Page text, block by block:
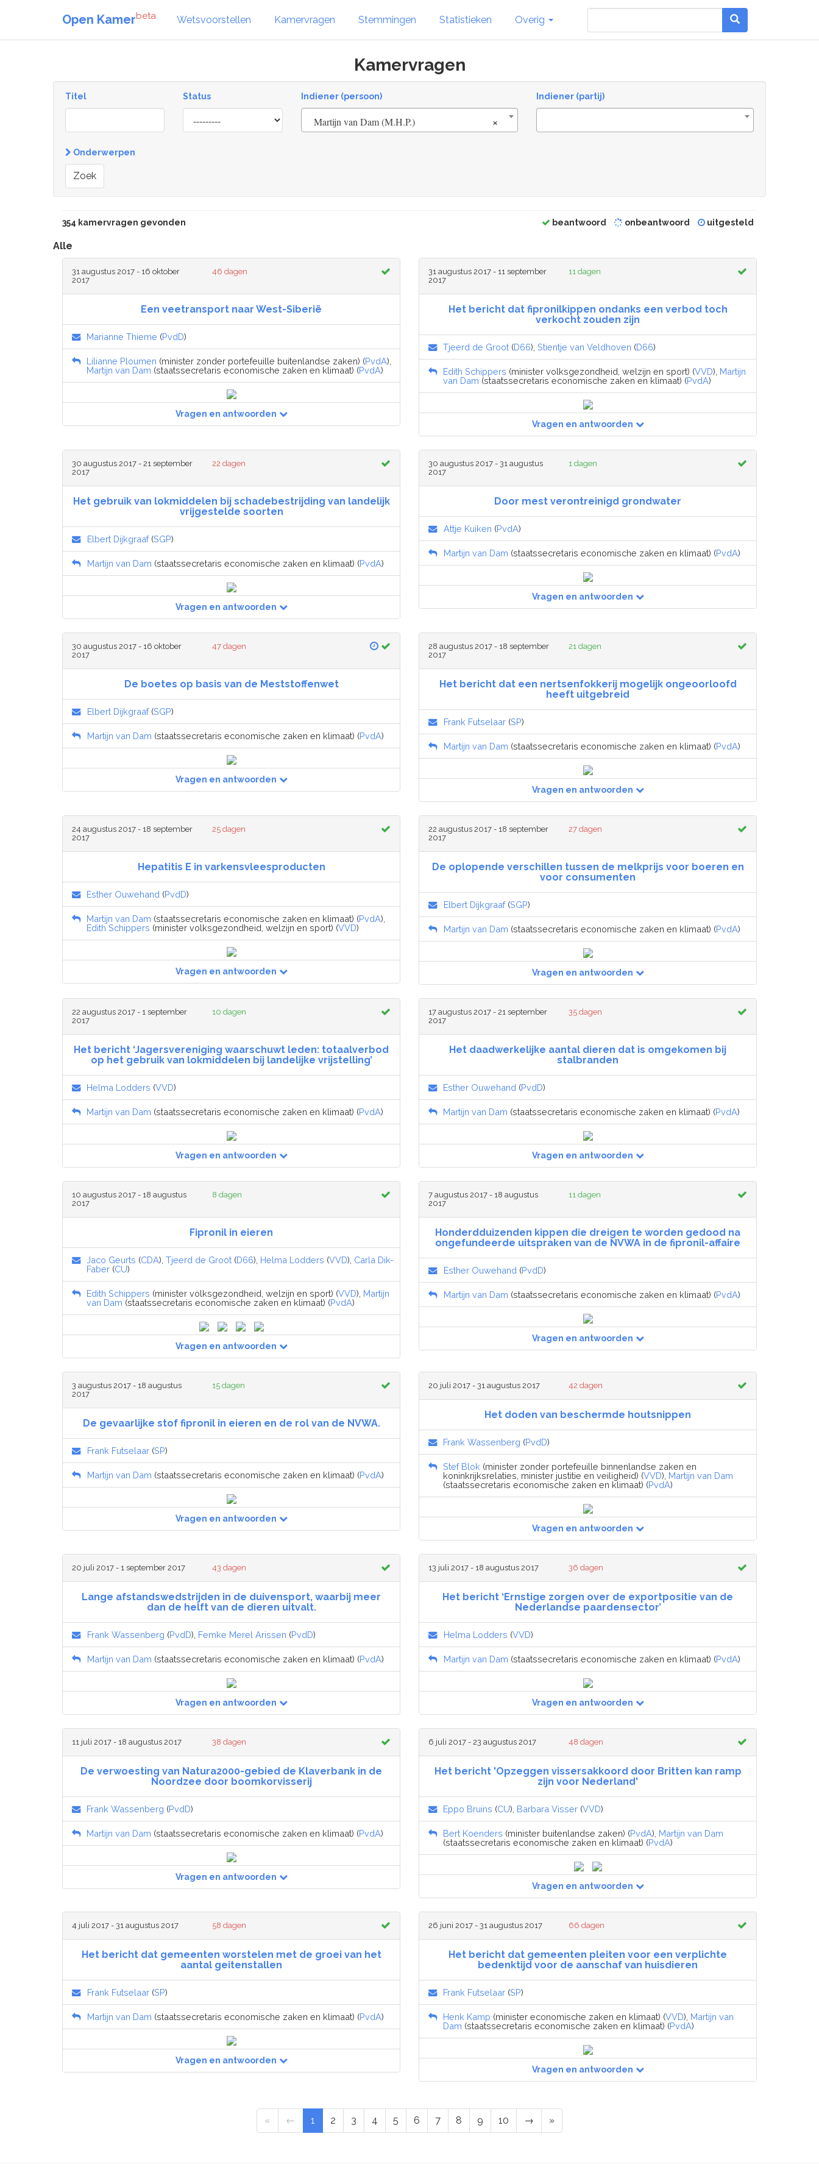
Open Kamerbeta Wetsvoorstellen Kamervragen Stemmingen Statistieken Overig
Kamervragen
Titel Status
[invalid
name]
Indiener (persoon)
×
Martijn van Dam (M.H.P.)
Indiener (partij)
Onderwerpen
Zoek
354 kamervragen gevonden beantwoord onbeantwoord uitgesteld
Alle
31 augustus 2017 - 16 oktober
2017
46 dagen
Een veetransport naar West-Siberië
Marianne Thieme (PvdD)
Lilianne Ploumen (minister zonder portefeuille buitenlandse zaken) (PvdA),
Martijn van Dam (staatssecretaris economische zaken en klimaat) (PvdA)
Vragen en antwoorden
31 augustus 2017 - 11 september
2017
11 dagen
Het bericht dat fipronilkippen ondanks een verbod toch
verkocht zouden zijn
Tjeerd de Groot (D66), Stientje van Veldhoven (D66)
Edith Schippers (minister volksgezondheid, welzijn en sport) (VVD), Martijn
van Dam (staatssecretaris economische zaken en klimaat) (PvdA)
Vragen en antwoorden
30 augustus 2017 - 21 september
2017
22 dagen
Het gebruik van lokmiddelen bij schadebestrijding van landelijk
vrijgestelde soorten
Elbert Dijkgraaf(SGP)
Martijn van Dam (staatssecretaris economische zaken en klimaat) (PvdA)
Vragen en antwoorden
30 augustus 2017 - 31 augustus
2017
1 dagen
Door mest verontreinigd grondwater
Attje Kuiken (PvdA)
Martijn van Dam (staatssecretaris economische zaken en klimaat) (PvdA)
Vragen en antwoorden
30 augustus 2017 - 16 oktober
2017
47 dagen
De boetes op basis van de Meststoffenwet
Elbert Dijkgraaf(SGP)
Martijn van Dam (staatssecretaris economische zaken en klimaat) (PvdA)
Vragen en antwoorden
28 augustus 2017 - 18 september
2017
21 dagen
Het bericht dat een nertsenfokkerij mogelijk ongeoorloofd
heeft uitgebreid
Frank Futselaar (SP)
Martijn van Dam (staatssecretaris economische zaken en klimaat) (PvdA)
Vragen en antwoorden
24 augustus 2017 - 18 september
2017
25 dagen
Hepatitis E in varkensvleesproducten
Esther Ouwehand (PvdD)
Martijn van Dam (staatssecretaris economische zaken en klimaat) (PvdA),
Edith Schippers (minister volksgezondheid, welzijn en sport) (VVD)
Vragen en antwoorden
22 augustus 2017 - 18 september
2017
27 dagen
De oplopende verschillen tussen de melkprijs voor boeren en
voor consumenten
Elbert Dijkgraaf(SGP)
Martijn van Dam (staatssecretaris economische zaken en klimaat) (PvdA)
Vragen en antwoorden
22 augustus 2017 - 1 september
2017
10 dagen
Het bericht ‘Jagersvereniging waarschuwt leden: totaalverbod
op het gebruik van lokmiddelen bij landelijke vrijstelling’
Helma Lodders (VVD)
Martijn van Dam (staatssecretaris economische zaken en klimaat) (PvdA)
Vragen en antwoorden
17 augustus 2017 - 21 september
2017
35 dagen
Het daadwerkelijke aantal dieren dat is omgekomen bij
stalbranden
Esther Ouwehand (PvdD)
Martijn van Dam (staatssecretaris economische zaken en klimaat) (PvdA)
Vragen en antwoorden
10 augustus 2017 - 18 augustus
2017
8 dagen
Fipronil in eieren
Jaco Geurts (CDA), Tjeerd de Groot (D66), Helma Lodders (VVD), Carla Dik-
Faber (CU)
Edith Schippers (minister volksgezondheid, welzijn en sport) (VVD), Martijn
van Dam (staatssecretaris economische zaken en klimaat) (PvdA)
Vragen en antwoorden
7 augustus 2017 - 18 augustus
2017
11 dagen
Honderdduizenden kippen die dreigen te worden gedood na
ongefundeerde uitspraken van de NVWA in de fipronil-affaire
Esther Ouwehand (PvdD)
Martijn van Dam (staatssecretaris economische zaken en klimaat) (PvdA)
Vragen en antwoorden
3 augustus 2017 - 18 augustus
2017
15 dagen
De gevaarlijke stof fipronil in eieren en de rol van de NVWA.
Frank Futselaar (SP)
Martijn van Dam (staatssecretaris economische zaken en klimaat) (PvdA)
Vragen en antwoorden
20 juli 2017 - 31 augustus 2017 42 dagen
Het doden van beschermde houtsnippen
Frank Wassenberg (PvdD)
Stef Blok (minister zonder portefeuille binnenlandse zaken en
koninkrijksrelaties, minister justitie en veiligheid) (VVD), Martijn van Dam
(staatssecretaris economische zaken en klimaat) (PvdA)
Vragen en antwoorden
20 juli 2017 - 1 september 2017 43 dagen
Lange afstandswedstrijden in de duivensport, waarbij meer
dan de helft van de dieren uitvalt.
Frank Wassenberg (PvdD), Femke Merel Arissen (PvdD)
Martijn van Dam (staatssecretaris economische zaken en klimaat) (PvdA)
Vragen en antwoorden
13 juli 2017 - 18 augustus 2017 36 dagen
Het bericht ‘Ernstige zorgen over de exportpositie van de
Nederlandse paardensector’
Helma Lodders (VVD)
Martijn van Dam (staatssecretaris economische zaken en klimaat) (PvdA)
Vragen en antwoorden
11 juli 2017 - 18 augustus 2017 38 dagen
De verwoesting van Natura2000-gebied de Klaverbank in de
Noordzee door boomkorvisserij
Frank Wassenberg (PvdD)
Martijn van Dam (staatssecretaris economische zaken en klimaat) (PvdA)
Vragen en antwoorden
6 juli 2017 - 23 augustus 2017 48 dagen
Het bericht 'Opzeggen vissersakkoord door Britten kan ramp
zijn voor Nederland'
Eppo Bruins (CU), Barbara Visser (VVD)
Bert Koenders (minister buitenlandse zaken) (PvdA), Martijn van Dam
(staatssecretaris economische zaken en klimaat) (PvdA)
Vragen en antwoorden
4 juli 2017 - 31 augustus 2017 58 dagen
Het bericht dat gemeenten worstelen met de groei van het
aantal geitenstallen
Frank Futselaar (SP)
Martijn van Dam (staatssecretaris economische zaken en klimaat) (PvdA)
Vragen en antwoorden
26 juni 2017 - 31 augustus 2017 66 dagen
Het bericht dat gemeenten pleiten voor een verplichte
bedenktijd voor de aanschaf van huisdieren
Frank Futselaar (SP)
Henk Kamp (minister economische zaken en klimaat) (VVD), Martijn van
Dam (staatssecretaris economische zaken en klimaat) (PvdA)
Vragen en antwoorden
« ← 1 2 3 4 5 6 7 8 9 10 → »